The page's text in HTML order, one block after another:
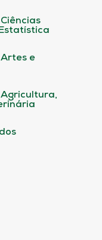
e
Agricultura,